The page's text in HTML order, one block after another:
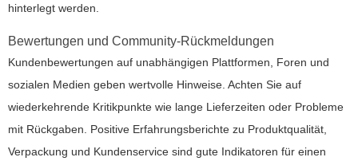
hinterlegt werden.
Bewertungen und Community-Rückmeldungen
Kundenbewertungen auf unabhängigen Plattformen, Foren und
sozialen Medien geben wertvolle Hinweise. Achten Sie auf
wiederkehrende Kritikpunkte wie lange Lieferzeiten oder Probleme
mit Rückgaben. Positive Erfahrungsberichte zu Produktqualität,
Verpackung und Kundenservice sind gute Indikatoren für einen